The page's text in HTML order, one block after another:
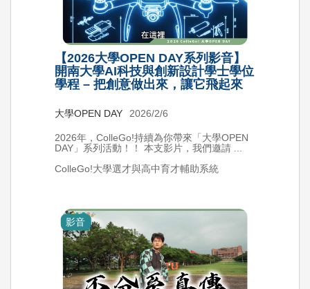
【2026大學OPEN DAY系列影音】
開南大學AI科技與創新設計學士學位
學程 – 把創意做出來，讓它飛起來
大學OPEN DAY 2026/2/6
2026年，ColleGo!持續為你帶來「大學OPEN
DAY」系列活動！！ 本支影片，我們邀請 ...
ColleGo!大學選才與高中育才輔助系統
影音